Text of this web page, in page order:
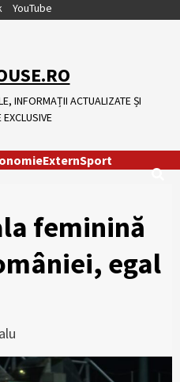
YouTube
INFORMAȚII ACTUALIZATE ȘI
ExternSport
feminină
egal